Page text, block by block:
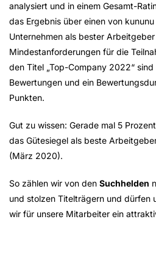
analysiert und in einem Gesamt-
das Ergebnis über einen von
Unternehmen als bester
Mindestanforderungen für die
den Titel „Top-Company 2022“
Bewertungen und ein
Punkten.
Gut zu wissen: Gerade mal 5
das Gütesiegel als beste
(März 2020).
So zählen wir von den Suchhelden
und stolzen Titelträgern und dürfen
wir für unsere Mitarbeiter ein